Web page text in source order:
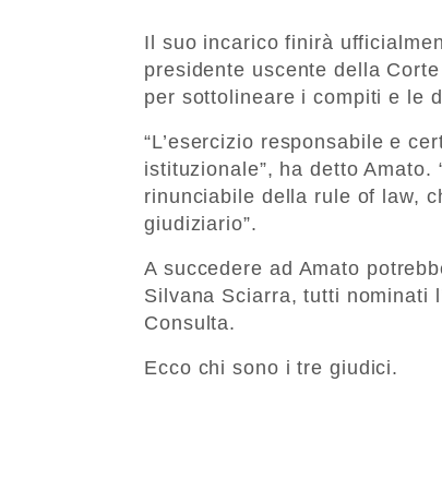
Il suo incarico finirà
presidente uscente della
per sottolineare i compiti e le
“L’esercizio responsabile e
istituzionale”, ha detto
rinunciabile della rule of law,
giudiziario”.
A succedere ad Amato
Silvana Sciarra, tutti nominati
Consulta.
Ecco chi sono i tre giudici.